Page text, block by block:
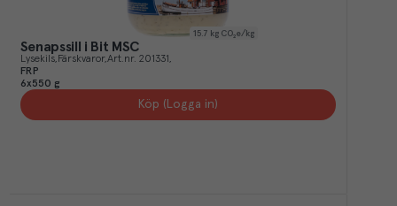
15.7 kg CO₂e/kg
Senapssill i Bit MSC
Lysekils Färskvaror Art.nr. 201331
FRP
6x550 g
Köp (Logga in)